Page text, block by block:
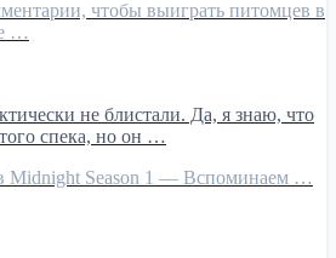
чтобы выиграть питомцев в
…
не блистали. Да, я знаю, что
спека, но он …
Midnight Season 1 — Вспоминаем …